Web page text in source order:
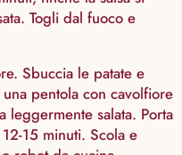
Togli dal fuoco e
Sbuccia le patate e
pentola con cavolfiore
salata. Porta
15 minuti. Scola e